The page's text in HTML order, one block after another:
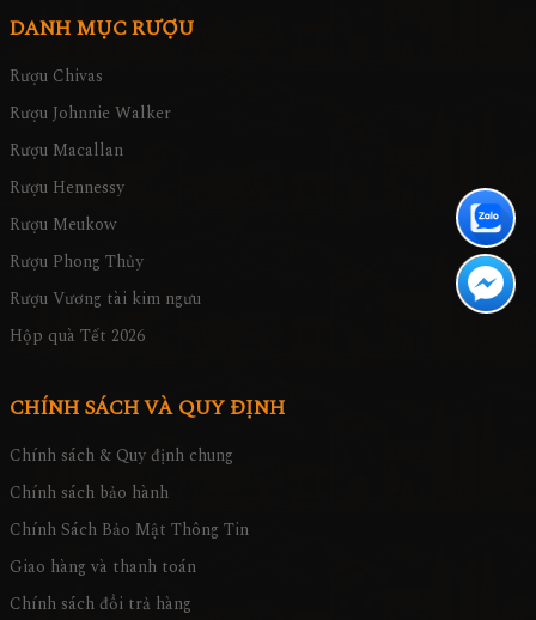
DANH MỤC RƯỢU
Rượu Chivas
Rượu Johnnie Walker
Rượu Macallan
Rượu Hennessy
Rượu Meukow
Rượu Phong Thủy
Rượu Vương tài kim ngưu
Hộp quà Tết 2026
CHÍNH SÁCH VÀ QUY ĐỊNH
Chính sách & Quy định chung
Chính sách bảo hành
Chính Sách Bảo Mật Thông Tin
Giao hàng và thanh toán
Chính sách đổi trả hàng